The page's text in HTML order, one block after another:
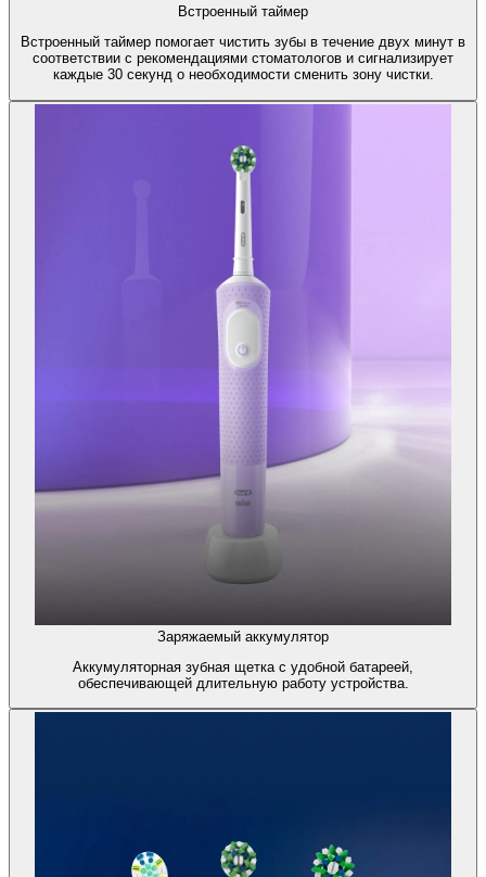
Встроенный таймер
Встроенный таймер помогает чистить зубы в течение двух минут в
соответствии с рекомендациями стоматологов и сигнализирует
каждые 30 секунд о необходимости сменить зону чистки.
Заряжаемый аккумулятор
Аккумуляторная зубная щетка с удобной батареей,
обеспечивающей длительную работу устройства.